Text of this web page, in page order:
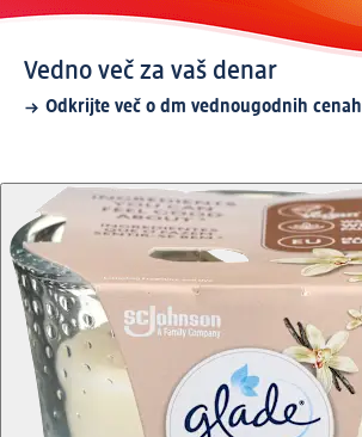
Vedno več za vaš denar
Odkrijte več o dm vednougodnih cenah